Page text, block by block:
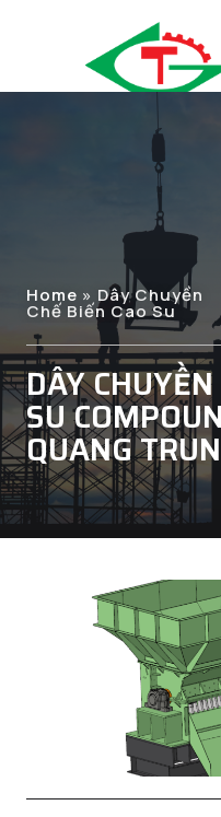
Home » Dây Chuyền
Chế Biến Cao Su
Compound Của Cơ Khí
DÂY
SU
QUANG